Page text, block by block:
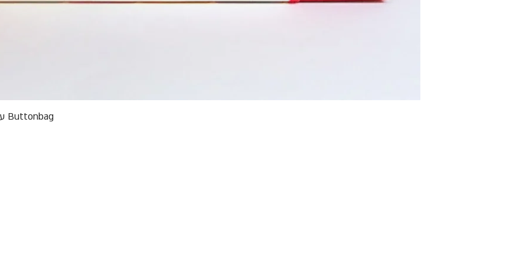
Buttonbag ערכת סריגה לילדים מבצע אריזות פגומות